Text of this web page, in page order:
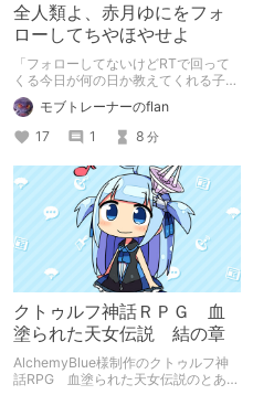
全人類よ、赤月ゆにをフォ
ローしてちやほやせよ
「フォローしてないけどRTで回って
くる今日が何の日か教えてくれる子」
じゃねえんだよフォローしろ
モブトレーナーのflan
17
1 8 分
クトゥルフ神話ＲＰＧ 血
塗られた天女伝説 結の章
AlchemyBlue様制作のクトゥルフ神
話RPG 血塗られた天女伝説のとある